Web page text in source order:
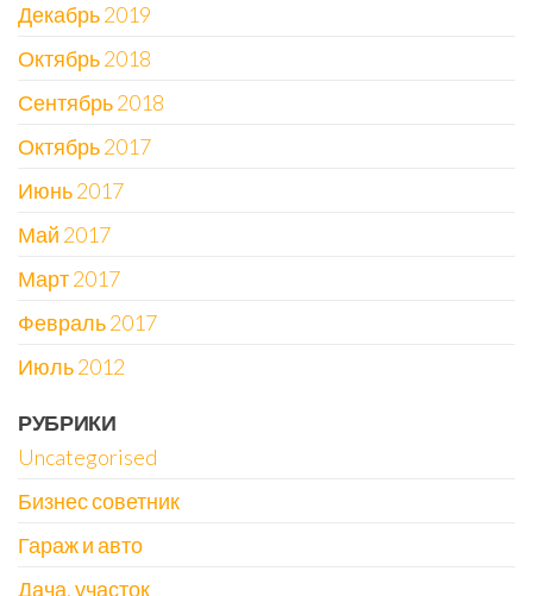
Декабрь 2019
Октябрь 2018
Сентябрь 2018
Октябрь 2017
Июнь 2017
Май 2017
Март 2017
Февраль 2017
Июль 2012
РУБРИКИ
Uncategorised
Бизнес советник
Гараж и авто
Дача, участок